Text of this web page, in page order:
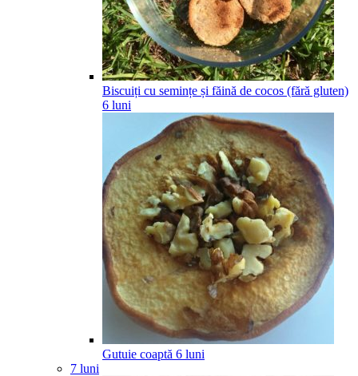
Biscuiți cu semințe și făină de cocos (fără gluten)
6 luni
Gutuie coaptă 6 luni
7 luni